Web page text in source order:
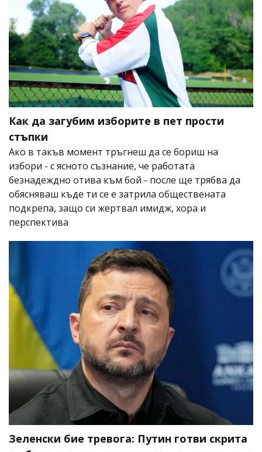
Как да загубим изборите в пет прости
стъпки
Ако в такъв момент тръгнеш да се бориш на
избори - с ясното съзнание, че работата
безнадеждно отива към бой - после ще трябва да
обясняваш къде ти се е затрила обществената
подкрепа, защо си жертвал имидж, хора и
перспектива
Зеленски бие тревога: Путин готви скрита